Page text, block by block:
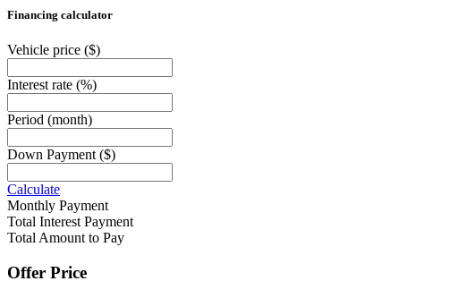
Financing calculator
Vehicle price ($)
Interest rate (%)
Period (month)
Down Payment ($)
Calculate
Monthly Payment
Total Interest Payment
Total Amount to Pay
Offer Price